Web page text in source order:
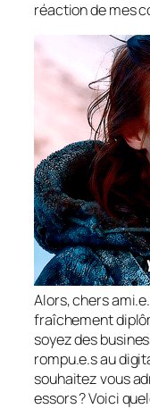
réaction de mes
Alors, chers
fraîchement
soyez des
rompu.e.s au
souhaitez vous
essors ? Voici